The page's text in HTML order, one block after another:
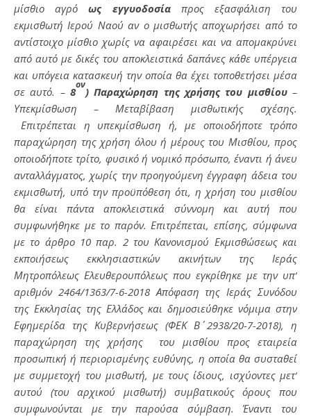
μίσθιο αγρόως εγγυοδοσίαπρος εξασφάλιση του
εκμισθωτή Ιερού Ναού αν ο μισθωτής αποχωρήσει από το
αντίστοιχο μίσθιο χωρίς να αφαιρέσει και να απομακρύνει
από αυτό με δικές του αποκλειστικά δαπάνες κάθε υπέργεια
και υπόγεια κατασκευή την οποία θα έχει τοποθετήσει μέσα
σε αυτό. – 8
ον
) Παραχώρηση της χρήσης του μισθίου–
Υπεκμίσθωση – Μεταβίβαση μισθωτικής σχέσης.
Επιτρέπεται η υπεκμίσθωση ή, με οποιοδήποτε τρόπο
παραχώρηση της χρήση όλου ή μέρους του Μισθίου, προς
οποιοδήποτε τρίτο, φυσικό ή νομικό πρόσωπο, έναντι ή άνευ
ανταλλάγματος, χωρίς την προηγούμενη έγγραφη άδεια του
εκμισθωτή, υπό την προϋπόθεση ότι, η χρήση του μισθίου
θα είναι πάντα αποκλειστικά σύννομη και αυτή που
συμφωνήθηκε με το παρόν. Επιτρέπεται, επίσης, σύμφωνα
με το άρθρο 10 παρ. 2 του Κανονισμού Εκμισθώσεως και
εκποιήσεως εκκλησιαστικών ακινήτων της Ιεράς
Μητροπόλεως Ελευθερουπόλεως που εγκρίθηκε με την υπ’
αριθμόν 2464/1363/7-6-2018 Απόφαση της Ιεράς Συνόδου
της Εκκλησίας της Ελλάδος και δημοσιεύθηκε νόμιμα στην
Εφημερίδα της Κυβερνήσεως (ΦΕΚ Β΄ 2938/20-7-2018), η
παραχώρηση της χρήσης του μισθίου προς εταιρεία
προσωπική ή περιορισμένης ευθύνης, η οποία θα συσταθεί
με συμμετοχή του μισθωτή, με τους ίδιους, ισχύοντες μετ’
αυτού (του αρχικού μισθωτή) συμβατικούς όρους που
συμφωνούνται με την παρούσα σύμβαση. Έναντι του